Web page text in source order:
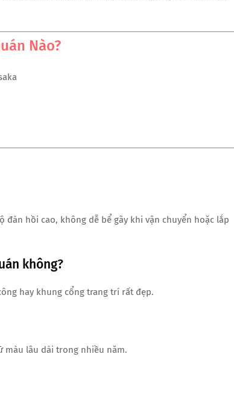
Nào?
hồi cao, không dễ bể gãy khi vận chuyển hoặc lắp
không?
hay khung cổng trang trí rất đẹp.
màu lâu dài trong nhiều năm.